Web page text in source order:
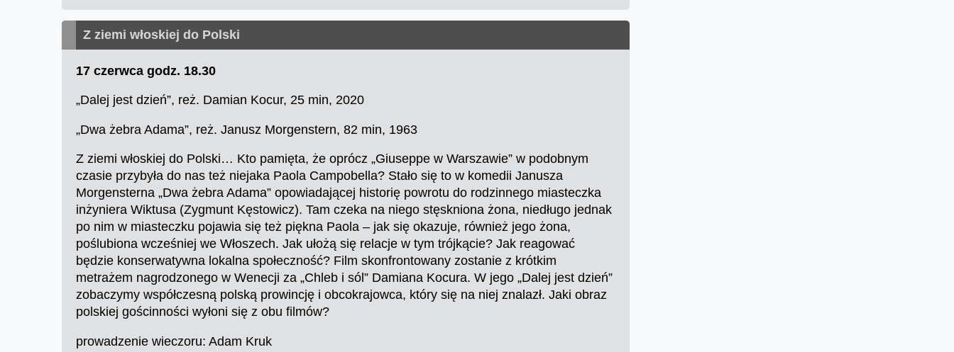
Z ziemi włoskiej do Polski
17 czerwca godz. 18.30
„Dalej jest dzień”, reż. Damian Kocur, 25 min, 2020
„Dwa żebra Adama”, reż. Janusz Morgenstern, 82 min, 1963
Z ziemi włoskiej do Polski… Kto pamięta, że oprócz „Giuseppe w Warszawie” w podobnym
czasie przybyła do nas też niejaka Paola Campobella? Stało się to w komedii Janusza
Morgensterna „Dwa żebra Adama” opowiadającej historię powrotu do rodzinnego miasteczka
inżyniera Wiktusa (Zygmunt Kęstowicz). Tam czeka na niego stęskniona żona, niedługo jednak
po nim w miasteczku pojawia się też piękna Paola – jak się okazuje, również jego żona,
poślubiona wcześniej we Włoszech. Jak ułożą się relacje w tym trójkącie? Jak reagować
będzie konserwatywna lokalna społeczność? Film skonfrontowany zostanie z krótkim
metrażem nagrodzonego w Wenecji za „Chleb i sól” Damiana Kocura. W jego „Dalej jest dzień”
zobaczymy współczesną polską prowincję i obcokrajowca, który się na niej znalazł. Jaki obraz
polskiej gościnności wyłoni się z obu filmów?
prowadzenie wieczoru: Adam Kruk